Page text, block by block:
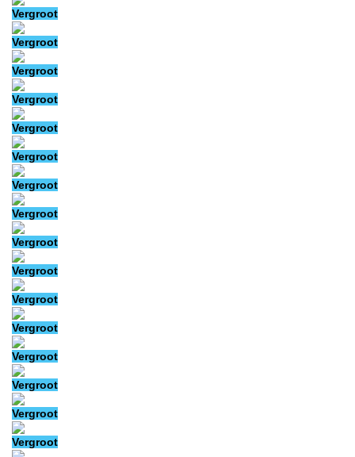
Vergroot
Vergroot
Vergroot
Vergroot
Vergroot
Vergroot
Vergroot
Vergroot
Vergroot
Vergroot
Vergroot
Vergroot
Vergroot
Vergroot
Vergroot
Vergroot